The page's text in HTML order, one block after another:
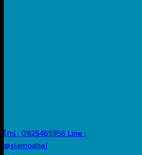
โทร : 0925465956 Line :
@siampabai